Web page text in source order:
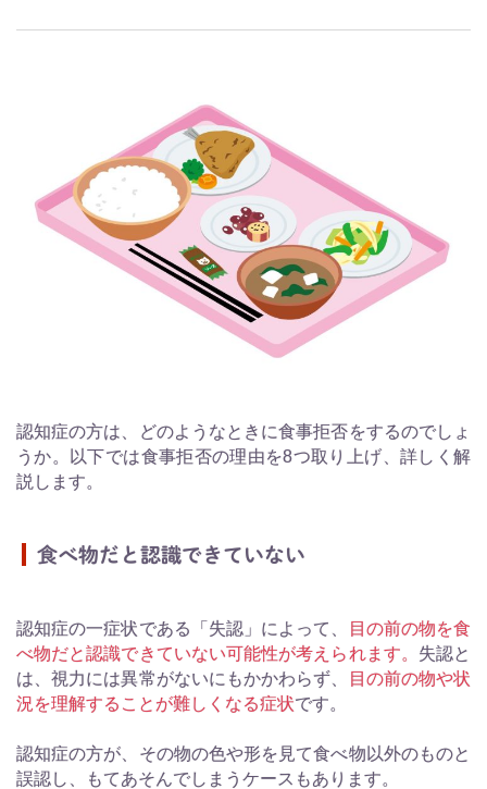
認知症の方は、どのようなときに食事拒否をするのでしょ
うか。以下では食事拒否の理由を8つ取り上げ、詳しく解
説します。
食べ物だと認識できていない
認知症の一症状である「失認」によって、
目の前の物を食
べ物だと認識できていない可能性が考えられます。 失認と
は、視力には異常がないにもかかわらず、
目の前の物や状
況を理解することが難しくなる症状です。
認知症の方が、その物の色や形を見て食べ物以外のものと
誤認し、もてあそんでしまうケースもあります。